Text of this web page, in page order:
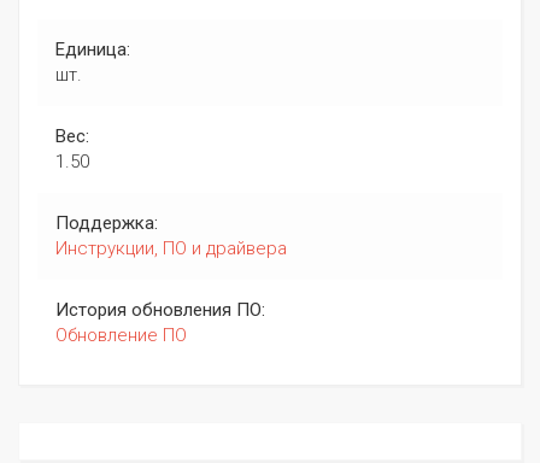
Единица:
шт.
Вес:
1.50
Поддержка:
Инструкции, ПО и драйвера
История обновления ПО:
Обновление ПО